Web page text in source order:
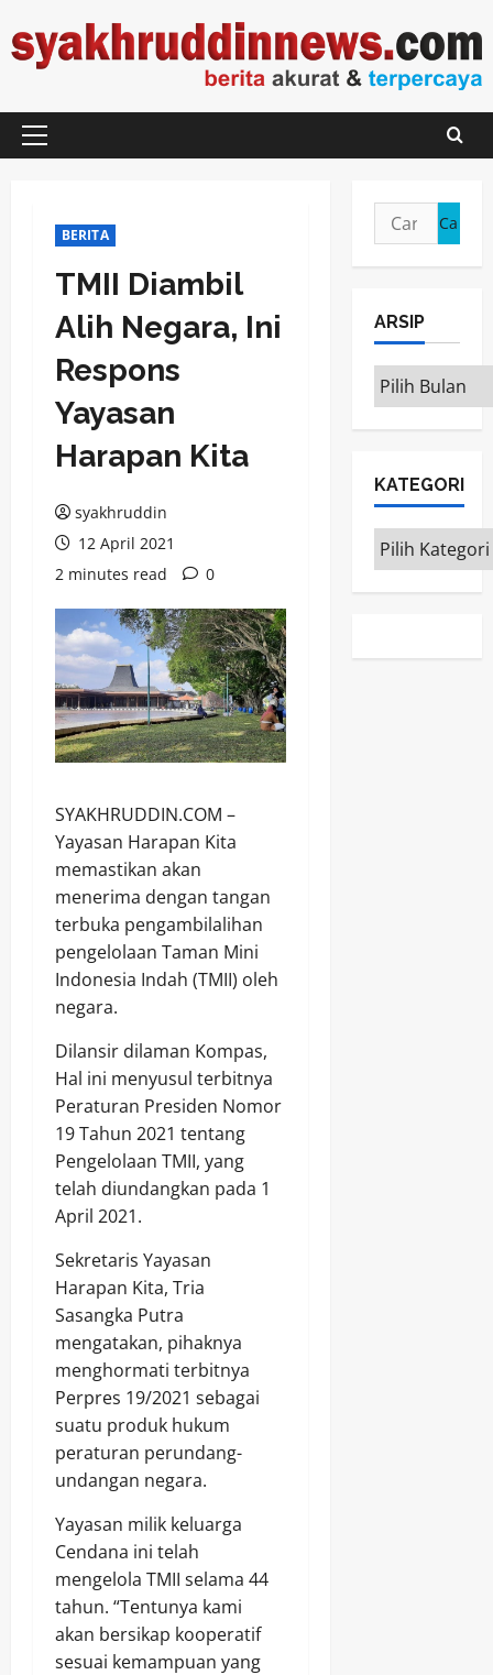
to
content
Primary
BERITA
TMII Diambil
Alih Negara, Ini
Respons
Yayasan
Harapan Kita
syakhruddin
12 April 2021
2 minutes read
0
SYAKHRUDDIN.COM –
Yayasan Harapan Kita
memastikan akan
menerima dengan tangan
terbuka pengambilalihan
pengelolaan Taman Mini
Indonesia Indah (TMII) oleh
negara.
Dilansir dilaman Kompas,
Hal ini menyusul terbitnya
Peraturan Presiden Nomor
19 Tahun 2021 tentang
Pengelolaan TMII, yang
telah diundangkan pada 1
April 2021.
Sekretaris Yayasan
Harapan Kita, Tria
Sasangka Putra
mengatakan, pihaknya
menghormati terbitnya
Perpres 19/2021 sebagai
suatu produk hukum
peraturan perundang-
undangan negara.
Yayasan milik keluarga
Cendana ini telah
mengelola TMII selama 44
tahun. “Tentunya kami
akan bersikap kooperatif
sesuai kemampuan yang
Cari
untuk:
ARSIP
ARSIP
KATEGORI
Kategori